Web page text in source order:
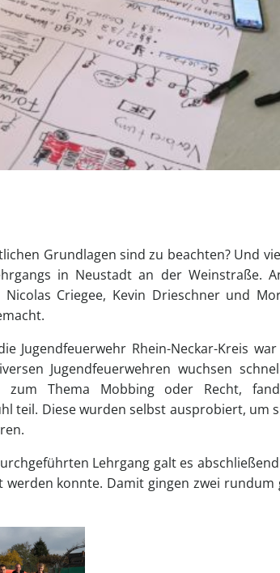
Grundlagen sind zu beachten? Und
in Neustadt an der Weinstraße.
Criegee, Kevin Drieschner und
Jugendfeuerwehr Rhein-Neckar-Kreis
Jugendfeuerwehren wuchsen
zum Thema Mobbing oder Recht,
teil. Diese wurden selbst ausprobiert, um
Lehrgang galt es
konnte. Damit gingen zwei rundum